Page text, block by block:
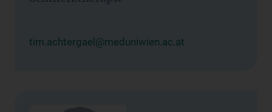
tim.achtergael@meduniwien.ac.at